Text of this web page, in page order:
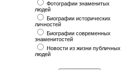
Фотографии знаменитых
людей
Биографии исторических
личностей
Биографии современных
знаменитостей
Новости из жизни публичных
людей